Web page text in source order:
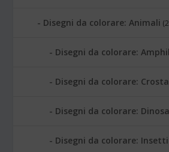
Disegni da colorare: Animali
Disegni da colorare:
Disegni da colorare:
Disegni da colorare:
Disegni da colorare: Insetti